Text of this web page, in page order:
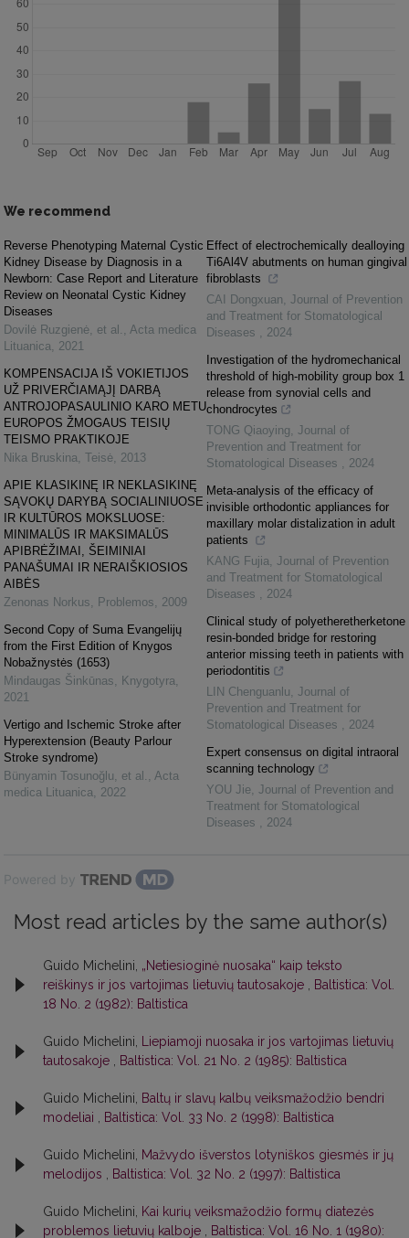
We recommend
Reverse Phenotyping Maternal Cystic
Kidney Disease by Diagnosis in a
Newborn: Case Report and Literature
Review on Neonatal Cystic Kidney
Diseases
Dovilė Ruzgienė, et al.
Acta medica
Lituanica
2021
KOMPENSACIJA IŠ VOKIETIJOS
UŽ PRIVERČIAMĄJĮ DARBĄ
ANTROJOPASAULINIO KARO METU
EUROPOS ŽMOGAUS TEISIŲ
TEISMO PRAKTIKOJE
Nika Bruskina Teisė 2013
APIE KLASIKINĘ IR NEKLASIKINĘ
SĄVOKŲ DARYBĄ SOCIALINIUOSE
IR KULTŪROS MOKSLUOSE:
MINIMALŪS IR MAKSIMALŪS
APIBRĖŽIMAI, ŠEIMINIAI
PANAŠUMAI IR NERAIŠKIOSIOS
AIBĖS
Zenonas Norkus
Problemos
2009
Second Copy of Suma Evangelijų
from the First Edition of Knygos
Nobažnystės (1653)
Mindaugas Šinkūnas
Knygotyra
2021
Vertigo and Ischemic Stroke after
Hyperextension (Beauty Parlour
Stroke syndrome)
Bünyamin Tosunoğlu, et al.
Acta
medica Lituanica
2022
Effect of electrochemically dealloying
Ti6Al4V abutments on human gingival
fibroblasts
CAI Dongxuan Journal of Prevention
and Treatment for Stomatological
Diseases
2024
Investigation of the hydromechanical
threshold of high-mobility group box 1
release from synovial cells and
chondrocytes
TONG Qiaoying Journal of
Prevention and Treatment for
Stomatological Diseases
2024
Meta-analysis of the efficacy of
invisible orthodontic appliances for
maxillary molar distalization in adult
patients
KANG Fujia Journal of Prevention
and Treatment for Stomatological
Diseases
2024
Clinical study of polyetheretherketone
resin-bonded bridge for restoring
anterior missing teeth in patients with
periodontitis
LIN Chenguanlu Journal of
Prevention and Treatment for
Stomatological Diseases
2024
Expert consensus on digital intraoral
scanning technology
YOU Jie Journal of Prevention and
Treatment for Stomatological
Diseases
2024
Powered by
Most read articles by the same author(s)
Guido Michelini, „Netiesioginė nuosaka“ kaip teksto
reiškinys ir jos vartojimas lietuvių tautosakoje
Baltistica: Vol.
18 No. 2 (1982): Baltistica
Guido Michelini,
Liepiamoji nuosaka ir jos vartojimas lietuvių
tautosakoje
Baltistica: Vol. 21 No. 2 (1985): Baltistica
Guido Michelini,
Baltų ir slavų kalbų veiksmažodžio bendri
modeliai
Baltistica: Vol. 33 No. 2 (1998): Baltistica
Guido Michelini,
Mažvydo išverstos lotyniškos giesmės ir jų
melodijos
Baltistica: Vol. 32 No. 2 (1997): Baltistica
Guido Michelini,
Kai kurių veiksmažodžio formų diatezės
problemos lietuvių kalboje
Baltistica: Vol. 16 No. 1 (1980):